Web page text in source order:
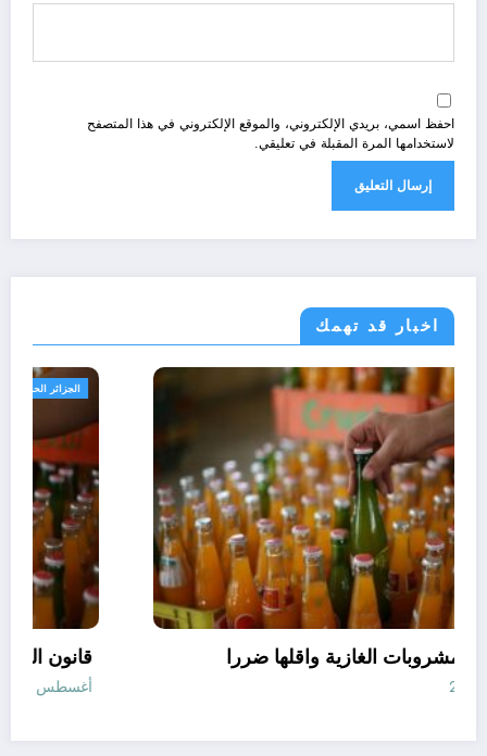
احفظ اسمي، بريدي الإلكتروني، والموقع الإلكتروني في هذا المتصفح
لاستخدامها المرة المقبلة في تعليقي.
اخبار قد تهمك
افضل انواع المشروبات الغازية واقلها ضررا
أغسطس 10, 2026